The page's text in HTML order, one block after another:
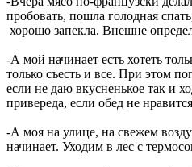
пробовать, пошла голодная
хорошо запекла. Внешне
-А мой начинает есть хотеть
только съесть и все. При этом
если не даю вкусненькое так и
привереда, если обед не
-А моя на улице, на свежем
начинает. Уходим в лес с